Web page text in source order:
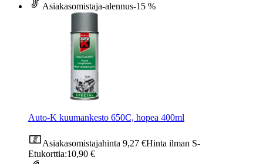
Asiakasomistaja-alennus-15 %
Auto-K kuumankesto 650C, hopea 400ml
Asiakasomistajahinta 9,27 €Hinta ilman S-
Etukorttia:10,90 €